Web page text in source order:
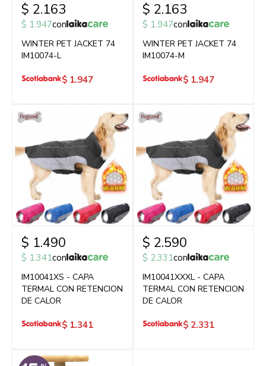
$ 2.163
$ 1.947con
WINTER PET JACKET 74
IM10074-L
$ 1.947
$ 2.163
$ 1.947con
WINTER PET JACKET 74
IM10074-M
$ 1.947
$ 1.490
$ 1.341con
IM10041XS - CAPA
TERMAL CON RETENCION
DE CALOR
$ 1.341
$ 2.590
$ 2.331con
IM10041XXXL - CAPA
TERMAL CON RETENCION
DE CALOR
$ 2.331